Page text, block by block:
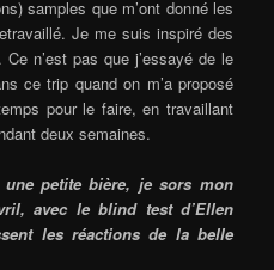
samples que m’ont donné les
Je me suis inspiré des
n’est pas que j’essayé de le
ce trip quand on m’a proposé
pour le faire, en travaillant
deux semaines.
petite bière, je sors mon
avec le blind test d’Ellen
les réactions de la belle